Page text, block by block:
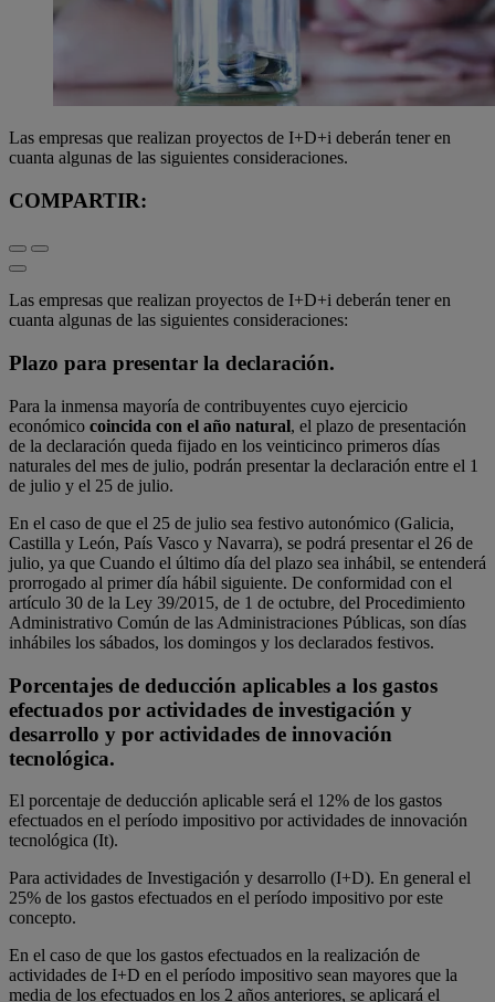
Las empresas que realizan proyectos de I+D+i deberán tener en
cuanta algunas de las siguientes consideraciones.
COMPARTIR:
Las empresas que realizan proyectos de I+D+i deberán tener en
cuanta algunas de las siguientes consideraciones:
Plazo para presentar la declaración.
Para la inmensa mayoría de contribuyentes cuyo ejercicio
económico coincida con el año natural, el plazo de presentación
de la declaración queda fijado en los veinticinco primeros días
naturales del mes de julio, podrán presentar la declaración entre el 1
de julio y el 25 de julio.
En el caso de que el 25 de julio sea festivo autonómico (Galicia,
Castilla y León, País Vasco y Navarra), se podrá presentar el 26 de
julio, ya que Cuando el último día del plazo sea inhábil, se entenderá
prorrogado al primer día hábil siguiente. De conformidad con el
artículo 30 de la Ley 39/2015, de 1 de octubre, del Procedimiento
Administrativo Común de las Administraciones Públicas, son días
inhábiles los sábados, los domingos y los declarados festivos.
Porcentajes de deducción aplicables a los gastos
efectuados por actividades de investigación y
desarrollo y por actividades de innovación
tecnológica.
El porcentaje de deducción aplicable será el 12% de los gastos
efectuados en el período impositivo por actividades de innovación
tecnológica (It).
Para actividades de Investigación y desarrollo (I+D). En general el
25% de los gastos efectuados en el período impositivo por este
concepto.
En el caso de que los gastos efectuados en la realización de
actividades de I+D en el período impositivo sean mayores que la
media de los efectuados en los 2 años anteriores, se aplicará el